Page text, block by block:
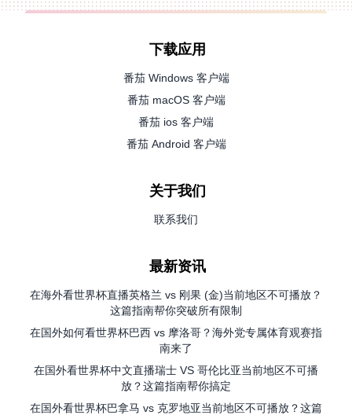
下载应用
番茄 Windows 客户端
番茄 macOS 客户端
番茄 ios 客户端
番茄 Android 客户端
关于我们
联系我们
最新资讯
在海外看世界杯直播英格兰 vs 刚果 (金)当前地区不可播放？
这篇指南帮你突破所有限制
在国外如何看世界杯巴西 vs 摩洛哥？海外党专属体育观赛指
南来了
在国外看世界杯中文直播瑞士 VS 哥伦比亚当前地区不可播
放？这篇指南帮你搞定
在国外看世界杯巴拿马 vs 克罗地亚当前地区不可播放？这篇